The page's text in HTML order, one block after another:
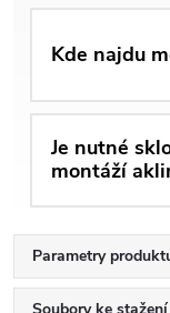
Kde najdu
Je nutné
montáží
Parametry